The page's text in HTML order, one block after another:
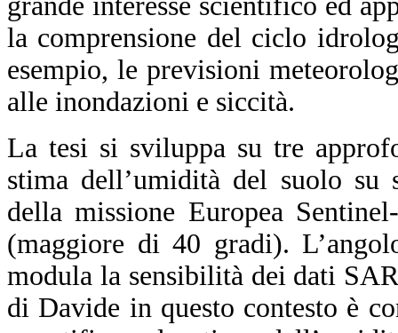
la comprensione del ciclo
esempio, le previsioni
alle inondazioni e siccità.
La tesi si sviluppa su tre
stima dell’umidità del suolo
della missione Europea
(maggiore di 40 gradi).
modula la sensibilità dei dati
di Davide in questo contesto è